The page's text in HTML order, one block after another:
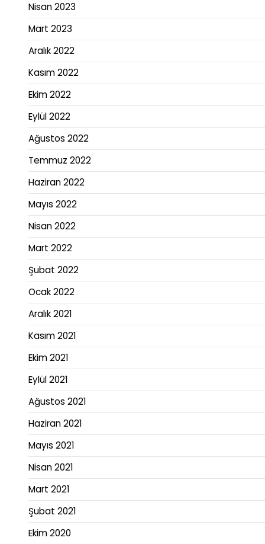
Nisan 2023
Mart 2023
Aralık 2022
Kasım 2022
Ekim 2022
Eylül 2022
Ağustos 2022
Temmuz 2022
Haziran 2022
Mayıs 2022
Nisan 2022
Mart 2022
Şubat 2022
Ocak 2022
Aralık 2021
Kasım 2021
Ekim 2021
Eylül 2021
Ağustos 2021
Haziran 2021
Mayıs 2021
Nisan 2021
Mart 2021
Şubat 2021
Ekim 2020